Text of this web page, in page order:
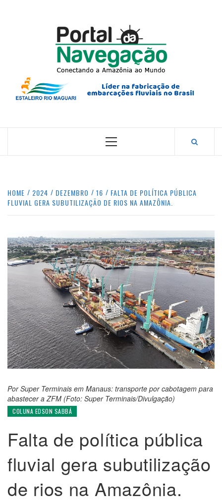
CONECTANDO A AMAZÔNIA COM O MUNDO.
Primary
HOME 2024 DEZEMBRO 16
FALTA DE POLÍTICA PÚBLICA
FLUVIAL GERA SUBUTILIZAÇÃO DE RIOS NA AMAZÔNIA.
Por Super Terminais em Manaus: transporte por cabotagem para
abastecer a ZFM (Foto: Super Terminais/Divulgação)
COLUNA EDSON SABBÁ
Falta de política pública
fluvial gera subutilização
de rios na Amazônia.